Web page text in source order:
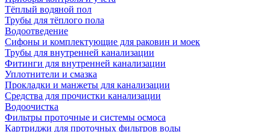
Тёплый водяной пол
Трубы для тёплого пола
Водоотведение
Сифоны и комплектующие для раковин и моек
Трубы для внутренней канализации
Фитинги для внутренней канализации
Уплотнители и смазка
Прокладки и манжеты для канализации
Средства для прочистки канализации
Водоочистка
Фильтры проточные и системы осмоса
Картриджи для проточных фильтров воды